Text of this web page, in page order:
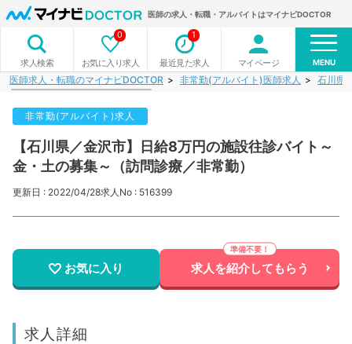
医師の求人・転職・アルバイトはマイナビDOCTOR
求人検索 お気に入り求人
0
最近見た求人
1
マイページ MENU
医師求人・転職のマイナビDOCTOR 非常勤(アルバイト)医師求人 石川県
非常勤(アルバイト)求人
【石川県／金沢市】日給8万円の施設往診バイト～
金・土の募集～（訪問診療／非常勤）
更新日 : 2022/04/28求人No : 516399
お気に入り 求人を紹介してもらう
求人詳細